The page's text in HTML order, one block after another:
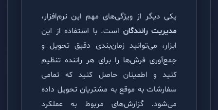
یکی دیگر از ویژگی‌های مهم این نرم‌افزار،
مدیریت رانندگان است. با استفاده از این
ابزار، می‌توانید زمان‌بندی دقیق تحویل و
جمع‌آوری فرش‌ها را برای هر راننده تنظیم
کنید و اطمینان حاصل کنید که تمامی
سفارشات به موقع به مشتریان تحویل داده
می‌شود. گزارش‌های مربوط به عملکرد